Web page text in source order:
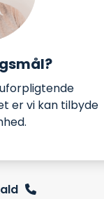
er vi kan tilbyde